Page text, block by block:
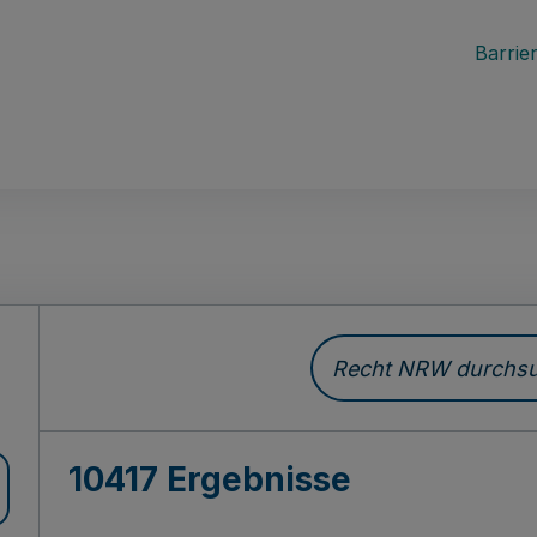
Recht NRW
10417 Ergebnisse